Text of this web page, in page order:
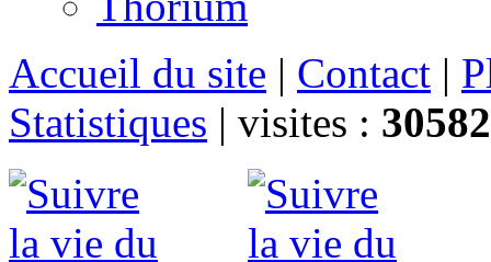
Accueil du site | Contact |
Statistiques | visites :